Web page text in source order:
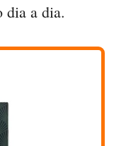
dia a dia.